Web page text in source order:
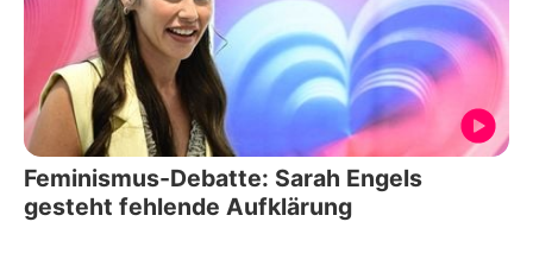
Feminismus-Debatte: Sarah Engels
gesteht fehlende Aufklärung